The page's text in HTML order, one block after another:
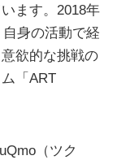
ます。2018年
身の活動で経
欲的な挑戦の
「ART
（ツク